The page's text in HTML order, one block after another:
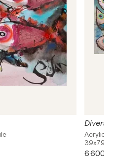
39x79in
6 600